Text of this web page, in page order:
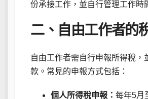
份承接工作，並自行管理工作時
二、自由工作者的
自由工作者需自行申報所得稅，
款。常見的申報方式包括：
個人所得稅申報： 每年5月